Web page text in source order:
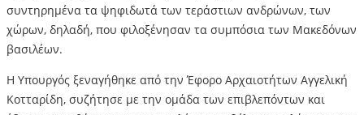
συντηρημένα τα ψηφιδωτά των τεράστιων ανδρώνων, των
χώρων, δηλαδή, που φιλοξένησαν τα συμπόσια των Μακεδόνων
βασιλέων.
Η Υπουργός ξεναγήθηκε από την Έφορο Αρχαιοτήτων Αγγελική
Κοτταρίδη, συζήτησε με την ομάδα των επιβλεπόντων και